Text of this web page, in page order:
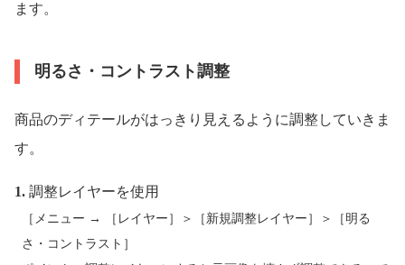
ます。
明るさ・コントラスト調整
商品のディテールがはっきり見えるように調整していきま
す。
1. 調整レイヤーを使用
［メニュー → ［レイヤー］＞［新規調整レイヤー］＞［明る
さ・コントラスト］